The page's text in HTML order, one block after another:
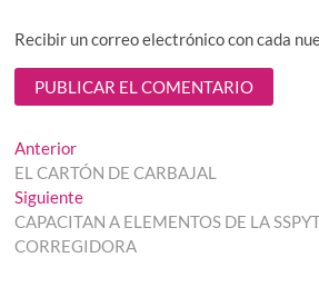
Recibir un correo electrónico con cada
Navegación
de
entradas
AnteriorEntrada
anterior:
EL CARTÓN DE CARBAJAL
SiguienteEntrada
siguiente:
CAPACITAN A ELEMENTOS DE LA
CORREGIDORA